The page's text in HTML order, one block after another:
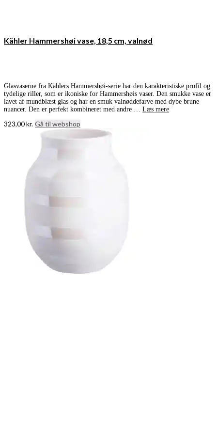
Kähler Hammershøi vase, 18,5 cm, valnød
Glasvaserne fra Kählers Hammershøi-serie har den karakteristiske profil og
tydelige riller, som er ikoniske for Hammershøis vaser. Den smukke vase er
lavet af mundblæst glas og har en smuk valnøddefarve med dybe brune
nuancer. Den er perfekt kombineret med andre … Læs mere
323,00kr. Gå til webshop